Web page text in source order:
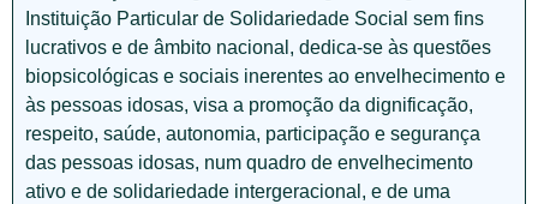
Instituição Particular de Solidariedade Social sem fins
lucrativos e de âmbito nacional, dedica-se às questões
biopsicológicas e sociais inerentes ao envelhecimento e
às pessoas idosas, visa a promoção da dignificação,
respeito, saúde, autonomia, participação e segurança
das pessoas idosas, num quadro de envelhecimento
ativo e de solidariedade intergeracional, e de uma